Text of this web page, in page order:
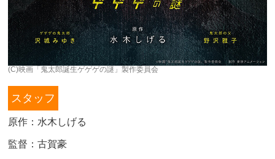
(C)映画「鬼太郎誕生ゲゲゲの謎」製作委員会
スタッフ
原作：水木しげる
監督：古賀豪